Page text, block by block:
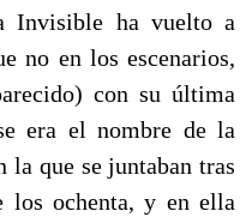
Invisible ha vuelto a
no en los escenarios,
con su última
era el nombre de la
la que se juntaban tras
los ochenta, y en ella